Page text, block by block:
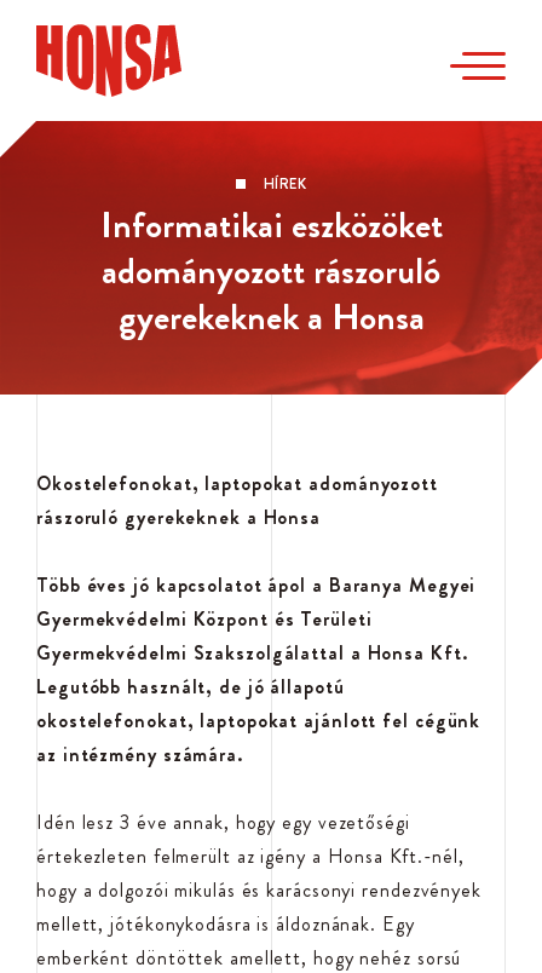
HÍREK
Informatikai eszközöket
adományozott rászoruló
gyerekeknek a Honsa
Okostelefonokat, laptopokat adományozott
rászoruló gyerekeknek a Honsa
Több éves jó kapcsolatot ápol a Baranya Megyei
Gyermekvédelmi Központ és Területi
Gyermekvédelmi Szakszolgálattal a Honsa Kft.
Legutóbb használt, de jó állapotú
okostelefonokat, laptopokat ajánlott fel cégünk
az intézmény számára.
Idén lesz 3 éve annak, hogy egy vezetőségi
értekezleten felmerült az igény a Honsa Kft.-nél,
hogy a dolgozói mikulás és karácsonyi rendezvények
mellett, jótékonykodásra is áldoznának. Egy
emberként döntöttek amellett, hogy nehéz sorsú